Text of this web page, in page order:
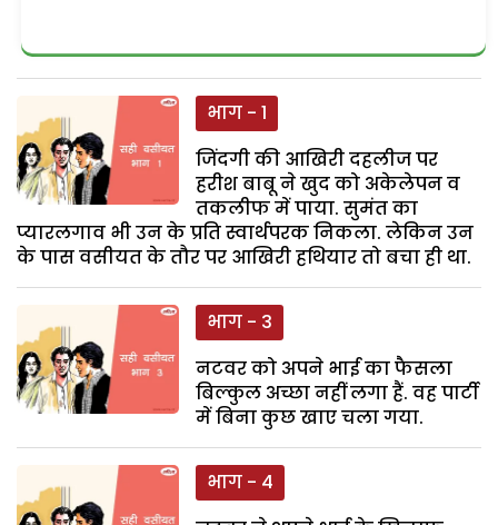
भाग - 1
जिंदगी की आखिरी दहलीज पर
हरीश बाबू ने खुद को अकेलेपन व
तकलीफ में पाया. सुमंत का
प्यारलगाव भी उन के प्रति स्वार्थपरक निकला. लेकिन उन
के पास वसीयत के तौर पर आखिरी हथियार तो बचा ही था.
भाग - 3
नटवर को अपने भाई का फैसला
बिल्कुल अच्छा नहीं लगा हैं. वह पार्टी
में बिना कुछ खाए चला गया.
भाग - 4